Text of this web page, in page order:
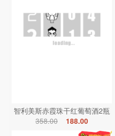
智利美斯赤霞珠干红葡萄酒2瓶
358.00
188.00